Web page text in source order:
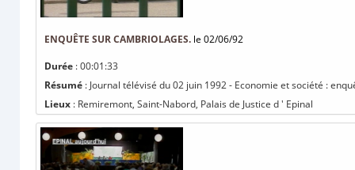
ENQUÊTE SUR CAMBRIOLAGES. le 02/06/92
Durée : 00:01:33
Résumé : Journal télévisé du 02 juin 1992 - Economie et société :
Lieux : Remiremont, Saint-Nabord, Palais de Justice d ' Epinal